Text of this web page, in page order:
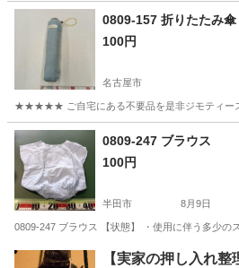
0809-157 折りたたみ
100円
名古屋市
★★★★★ ご自宅にある不要品を是非ジモティース
愛知 名古屋市 現地
0809-247 ブラウス
100円
半田市 8月9日
0809-247 ブラウス 【状態】 ・使用に伴う多少
愛知 半田市 ブラウス 現地
【実家の押し入れ